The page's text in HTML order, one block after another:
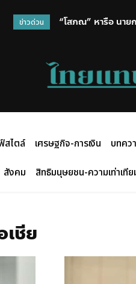
ข่าวด่วน
“โสภณ” หารือ นา
สไตล์ เศรษฐกิจ-การเงิน บทคว
สังคม สิทธิมนุษยชน-ความเท่าเทีย
ชีย